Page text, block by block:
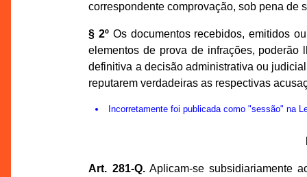
correspondente comprovação, sob pena de
§ 2º Os documentos recebidos, emitidos
elementos de prova de infrações, poderão
definitiva a decisão administrativa ou
reputarem verdadeiras as respectivas
Incorretamente foi publicada como "sessão" na
Art. 281-Q.Aplicam-se subsidiariamente